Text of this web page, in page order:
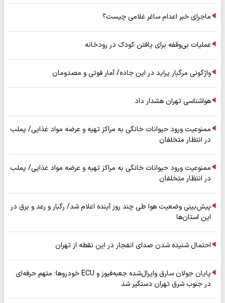
ماجرای خبر اعدام ساغر غلامی چیست؟
عملیات بی‌وقفه برای یافتن کودک در رودخانه
واژگونی مرگبار پراید در این جاده/ آمار فوتی و مصدومان
هواشناسی تهران هشدار داد
ممنوعیت ورود حیوانات خانگی به مراکز تهیه و عرضه مواد غذایی/ پملب
در انتظار متخلفان
ممنوعیت ورود حیوانات خانگی به مراکز تهیه و عرضه مواد غذایی/ پملب
در انتظار متخلفان
پیش‌بینی وضعیت هوا طی چند روز آینده اعلام شد/ رگبار و رعد و برق در
این استان‌ها
احتمال شنیده شدن صدای انفجار در این نقطه از تهران
پایان جولان سارق وایرال‌شده جعبه‌فیوز و ECU خودروها؛ متهم حرفه‌ای
در جنوب شرق تهران دستگیر شد